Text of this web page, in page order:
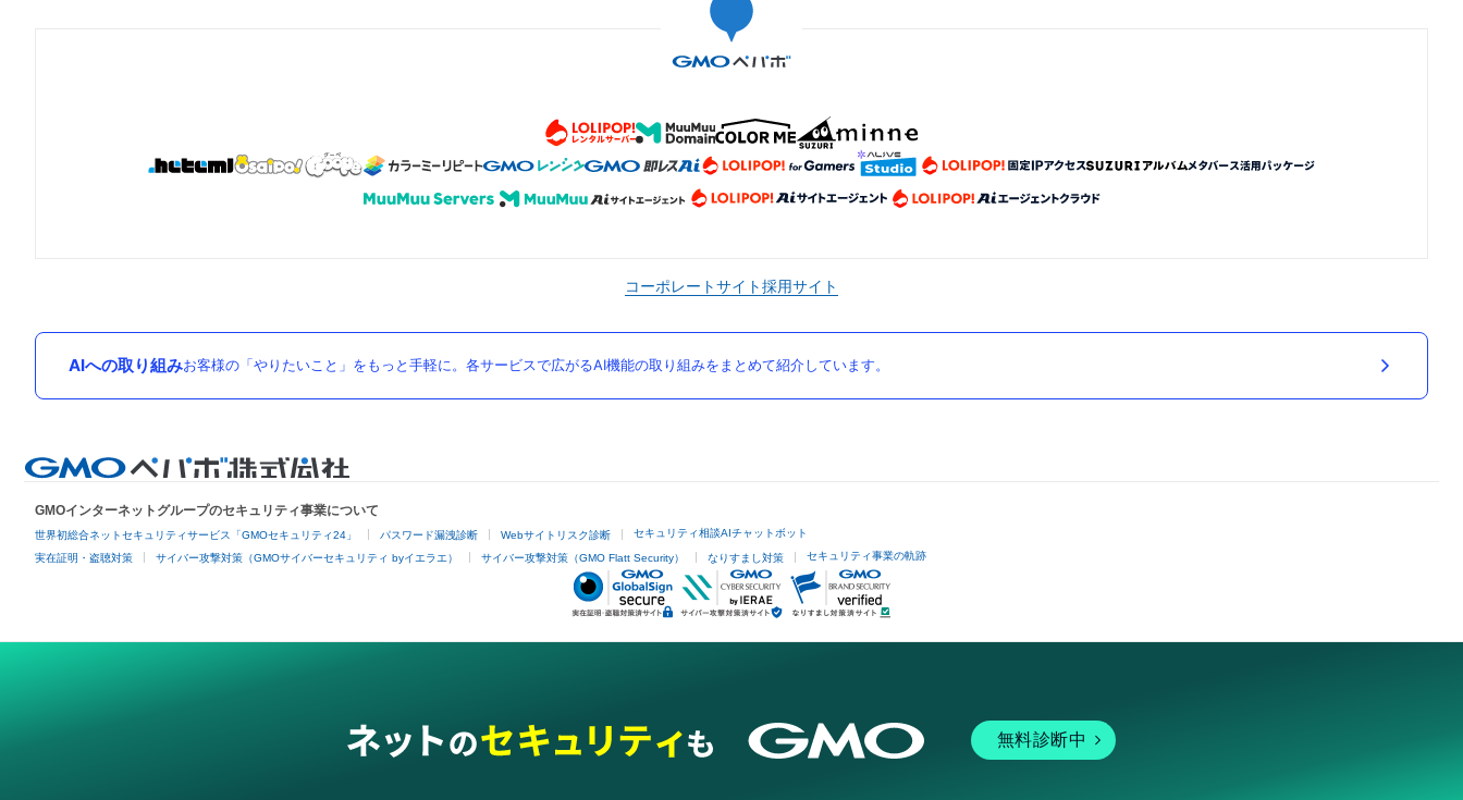
コーポレートサイト採用サイト
AIへの取り組みお客様の「やりたいこと」をもっと手軽に。各サービスで広がるAI機能の取り組みをまとめて紹介しています。
GMOインターネットグループのセキュリティ事業について
世界初総合ネットセキュリティサービス「GMOセキュリティ24」 パスワード漏洩診断 Webサイトリスク診断 セキュリティ相談AIチャットボット
実在証明・盗聴対策 サイバー攻撃対策（GMOサイバーセキュリティ byイエラエ） サイバー攻撃対策（GMO Flatt Security） なりすまし対策 セキュリティ事業の軌跡
無料診断中